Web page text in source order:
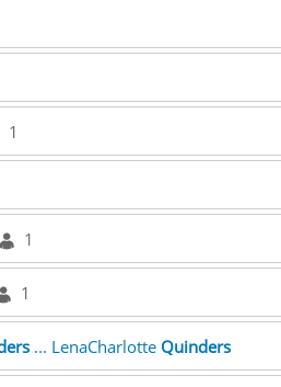
1
1
1
... LenaCharlotte Quinders